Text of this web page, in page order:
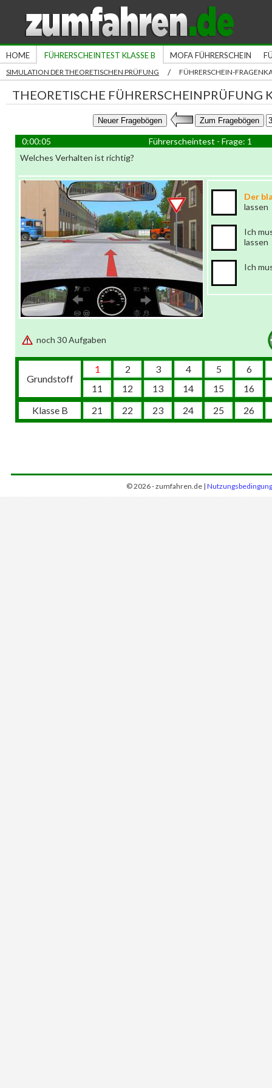
HOME FÜHRERSCHEINTEST KLASSE B MOFA FÜHRERSCHEIN
SIMULATION DER THEORETISCHEN PRÜFUNG / FÜHRERSCHEIN-
THEORETISCHE FÜHRERSCHEINPRÜFUNG
0:00:05
Führerscheintest - Frage: 1
Welches Verhalten ist richtig?
Der
lassen
Ich
lassen
Ich
noch 30 Aufgaben
Grundstoff
1 2 3 4 5
6
11
12 13 14 15
16
Klasse B
21 22 23 24 25 26
© 2026 - zumfahren.de |